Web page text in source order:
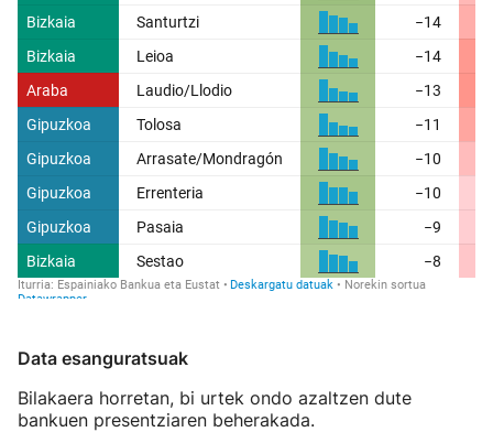
Data esanguratsuak
Bilakaera horretan, bi urtek ondo azaltzen dute
bankuen presentziaren beherakada.